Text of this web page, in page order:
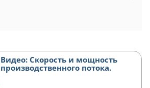
Видео: Скорость и мощность
производственного потока.